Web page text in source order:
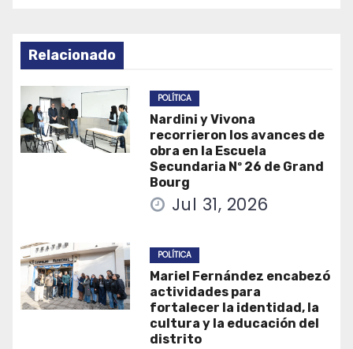
Relacionado
POLÍTICA
Nardini y Vivona
recorrieron los avances de
obra en la Escuela
Secundaria Nº 26 de Grand
Bourg
Jul 31, 2026
POLÍTICA
Mariel Fernández encabezó
actividades para
fortalecer la identidad, la
cultura y la educación del
distrito